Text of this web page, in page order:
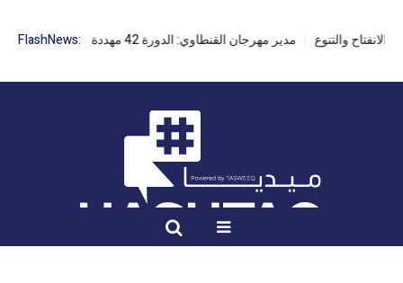
FlashNews: مدير مهرجان القنطاوي: الدورة 42 مهددة بسبب تأخر التراخيص